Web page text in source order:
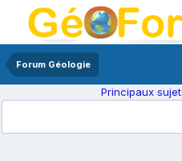
Forum Géologie
Principaux